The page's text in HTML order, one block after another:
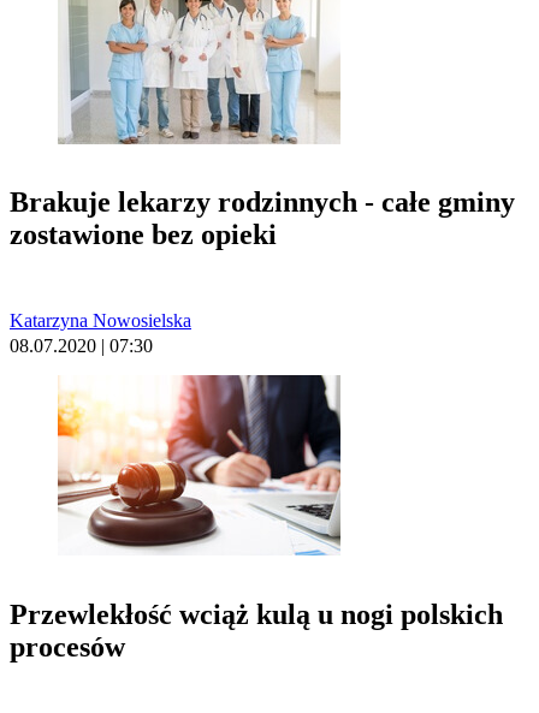
Brakuje lekarzy rodzinnych - całe gminy
zostawione bez opieki
Katarzyna Nowosielska
08.07.2020 | 07:30
Przewlekłość wciąż kulą u nogi polskich
procesów